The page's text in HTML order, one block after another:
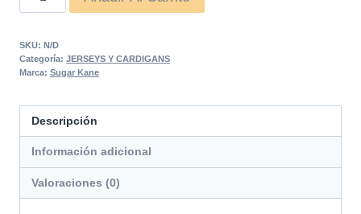
Leia
cantidad
SKU: N/D
Categoría: JERSEYS Y CARDIGANS
Marca: Sugar Kane
Descripción
Información adicional
Valoraciones (0)